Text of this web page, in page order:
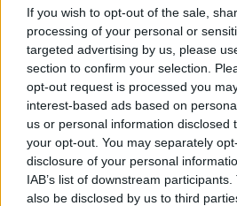
If you wish to opt-out of the sale,
processing of your personal or
targeted advertising by us, please
section to confirm your selection.
opt-out request is processed you
interest-based ads based on
us or personal information disclosed
your opt-out. You may separately
disclosure of your personal
IAB’s list of downstream
also be disclosed by us to third
azonban több korábbi
Galaxy készülék számára ez lesz
iPhone 18
rántja le a leplet az
csúcsmobilokról
2026.06.29| Phone
A szeptemberi eseményen az
mellett a régóta pletykált
bemutatkozhat, miközben az
találgatások továbbra is